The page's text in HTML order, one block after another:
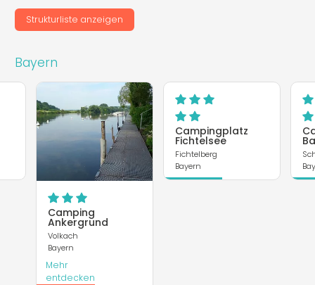
Webseite
Strukturliste anzeigen
Bayern
Camping
Ankergrund
Volkach
Bayern
Mehr
entdecken
Campingplatz
Fichtelsee
Fichtelberg
Bayern